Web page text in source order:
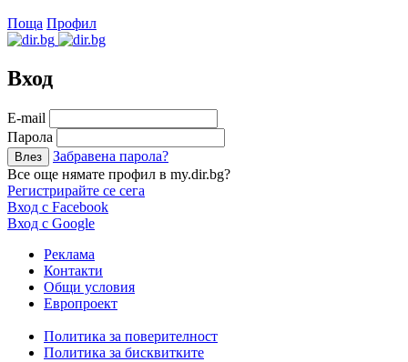
Поща Профил
Вход
Е-mail
Парола
Забравена парола?
Все още нямате профил в my.dir.bg?
Регистрирайте се сега
Вход с Facebook
Вход с Google
Реклама
Контакти
Общи условия
Европроект
Политика за поверителност
Политика за бисквитките